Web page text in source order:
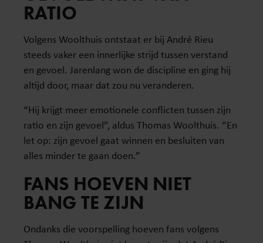
RATIO
Volgens Woolthuis ontstaat er bij André Rieu
steeds vaker een innerlijke strijd tussen verstand
en gevoel. Jarenlang won de discipline en ging hij
altijd door, maar dat zou nu veranderen.
“Hij krijgt meer emotionele conflicten tussen zijn
ratio en zijn gevoel”, aldus Thomas Woolthuis. “En
let op: zijn gevoel gaat winnen en besluiten van
alles minder te gaan doen.”
FANS HOEVEN NIET
BANG TE ZIJN
Ondanks die voorspelling hoeven fans volgens